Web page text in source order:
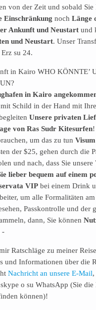
von der Zeit und sobald
Einschränkung noch Länge
Ankunft und Neustart und
und Neustart. Unser
su 24.
in Kairo WHO KÖNNTE’
in Kairo
mit Schild in der Hand mit
Unsere privaten
von Ras Sudr Kitesurfen
um das zu tun
der $25, gehen durch die
und nach, dass Sie unsere
lieber bequem auf einem
VIP bei einem Drink
um alle Formalitäten
Passkontrolle und der
dann, Sie können
-
Ratschläge zu meiner
und Informationen über die
Nachricht an unsere E-Mail
o su WhatsApp (Sie
können)!